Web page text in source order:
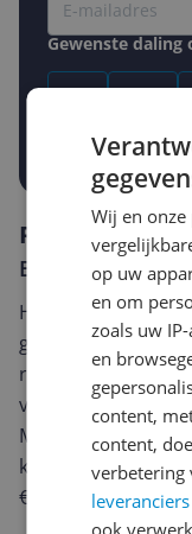
Gewenste daling
-5% -10%
Reviews
Er zijn nog geen
Heb jij dit product
geven? Start dan
review. Afhankelijk
van een review
Met jouw mening
keuze te maken én
€250,-!
Klik hier
Wij en
op uw
en om
zoals uw
en
content,
content,
verbetering
ook